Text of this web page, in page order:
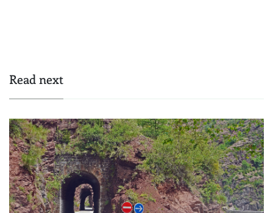
Read next